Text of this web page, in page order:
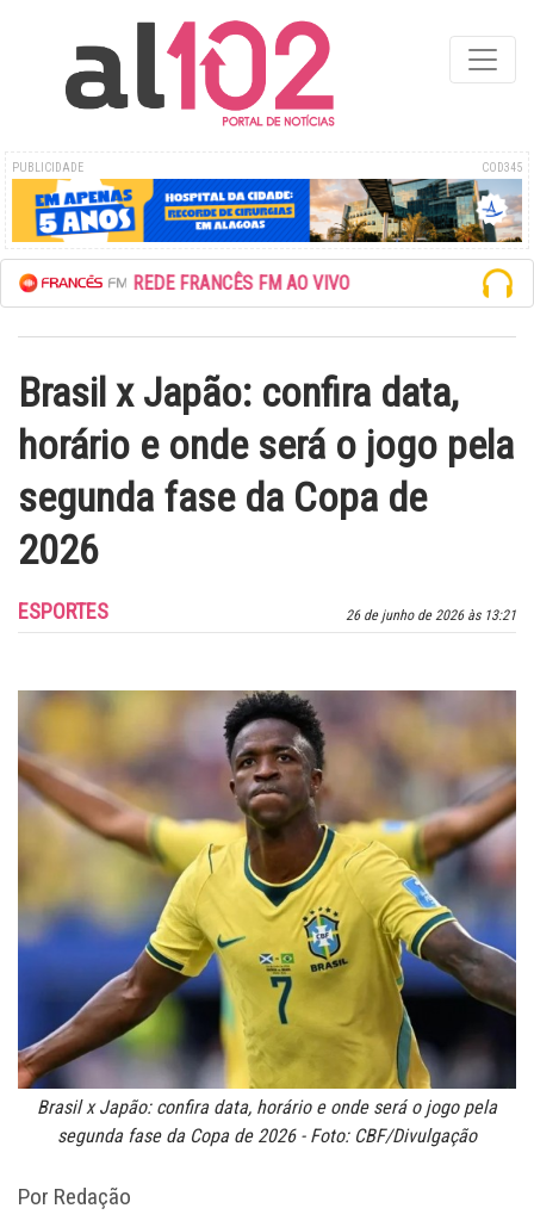
PUBLICIDADE COD345
ESCUTE A REDE FRANCÊS FM AO VIVO
Brasil x Japão: confira data,
horário e onde será o jogo pela
segunda fase da Copa de
2026
26 de junho de 2026 às 13:21
ESPORTES
Brasil x Japão: confira data, horário e onde será o jogo pela
segunda fase da Copa de 2026 - Foto: CBF/Divulgação
Por Redação